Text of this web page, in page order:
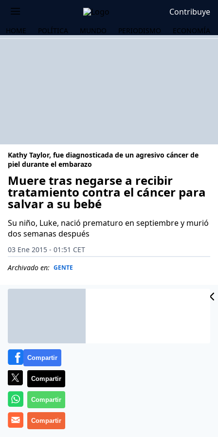
Contribuye
HOME POLÍTICA MUNDO PERIODISMO ECONOMÍA
Kathy Taylor, fue diagnosticada de un agresivo cáncer de
piel durante el embarazo
Muere tras negarse a recibir
tratamiento contra el cáncer para
salvar a su bebé
Su niño, Luke, nació prematuro en septiembre y murió
dos semanas después
03 Ene 2015 - 01:51 CET
Archivado en: GENTE
Kathy Taylor, de 34 años, fue diagnosticada de cáncer
Compartir
Compartir
Compartir
Compartir